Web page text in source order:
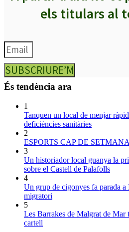
els titulars al
SUBSCRIURE’M
És tendència ara
1
Tanquen un local de menjar
deficiències sanitàries
2
ESPORTS CAP DE SETMANA
3
Un historiador local guanya la
sobre el Castell de Palafolls
4
Un grup de cigonyes fa parada
migratori
5
Les Barrakes de Malgrat de
cartell